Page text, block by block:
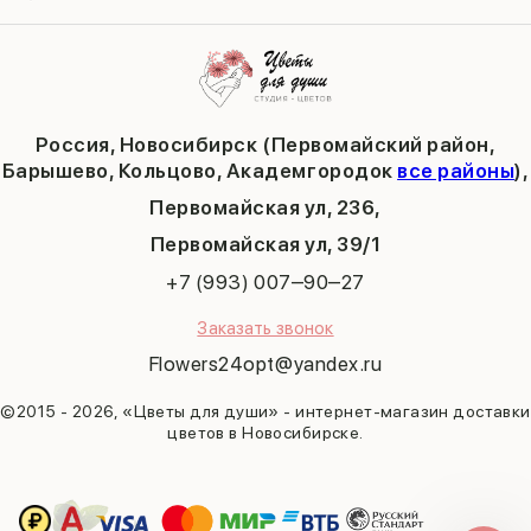
Россия, Новосибирск (Первомайский район,
Барышево, Кольцово, Академгородок все районы),
Первомайская ул, 236,
​Первомайская ул, 39/1
+7 (993) 007‒90‒27
Заказать звонок
Flowers24opt@yandex.ru
©2015 - 2026, «Цветы для души» - интернет-магазин доставки
цветов в Новосибирске.
Публичная оферта
Пасха
9 мая